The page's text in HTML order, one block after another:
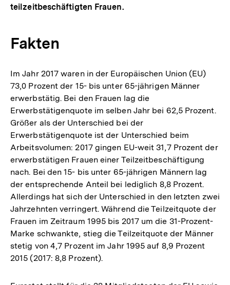
teilzeitbeschäftigten Frauen.
Fakten
Im Jahr 2017 waren in der Europäischen Union (EU)
73,0 Prozent der 15- bis unter 65-jährigen Männer
erwerbstätig. Bei den Frauen lag die
Erwerbstätigenquote im selben Jahr bei 62,5 Prozent.
Größer als der Unterschied bei der
Erwerbstätigenquote ist der Unterschied beim
Arbeitsvolumen: 2017 gingen EU-weit 31,7 Prozent der
erwerbstätigen Frauen einer Teilzeitbeschäftigung
nach. Bei den 15- bis unter 65-jährigen Männern lag
der entsprechende Anteil bei lediglich 8,8 Prozent.
Allerdings hat sich der Unterschied in den letzten zwei
Jahrzehnten verringert. Während die Teilzeitquote der
Frauen im Zeitraum 1995 bis 2017 um die 31-Prozent-
Marke schwankte, stieg die Teilzeitquote der Männer
stetig von 4,7 Prozent im Jahr 1995 auf 8,9 Prozent
2015 (2017: 8,8 Prozent).